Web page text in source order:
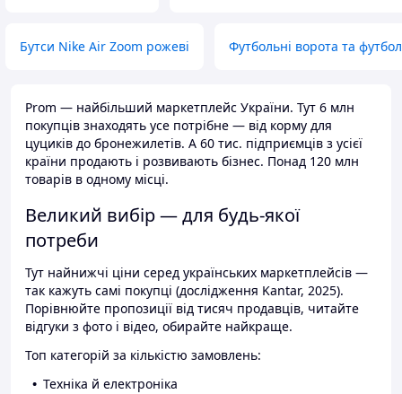
Бутси Nike Air Zoom рожеві Футбольні ворота та
Prom — найбільший маркетплейс України. Тут 6 млн
покупців знаходять усе потрібне — від корму для
цуциків до бронежилетів. А 60 тис. підприємців з усієї
країни продають і розвивають бізнес. Понад 120 млн
товарів в одному місці.
Великий вибір — для будь-якої
потреби
Тут найнижчі ціни серед українських маркетплейсів —
так кажуть самі покупці (дослідження Kantar, 2025).
Порівнюйте пропозиції від тисяч продавців, читайте
відгуки з фото і відео, обирайте найкраще.
Топ категорій за кількістю замовлень:
Техніка й електроніка